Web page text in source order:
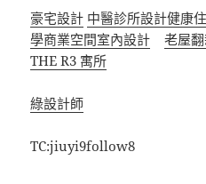
豪宅設計 中醫診所設計健康
學商業空間室內設計 老屋
THE R3 寓所
綠設計師
TC:jiuyi9follow8